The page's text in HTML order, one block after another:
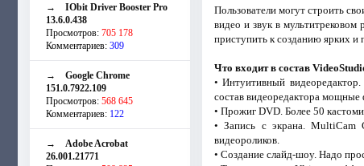
→ IObit Driver Booster Pro
13.6.0.438
Просмотров: 705 178
Комментариев: 309
→ Google Chrome
151.0.7922.109
Просмотров: 568 645
Комментариев: 122
→ Adobe Acrobat
26.001.21771
Пользователи могут строить
видео и звук в мультитрековом
приступить к созданию ярких и
Что входит в состав
• Интуитивный
состав видеоредактора мощные
• Прожиг DVD. Более 50
• Запись с экрана. MultiCam
видеороликов.
• Создание слайд-шоу. Надо